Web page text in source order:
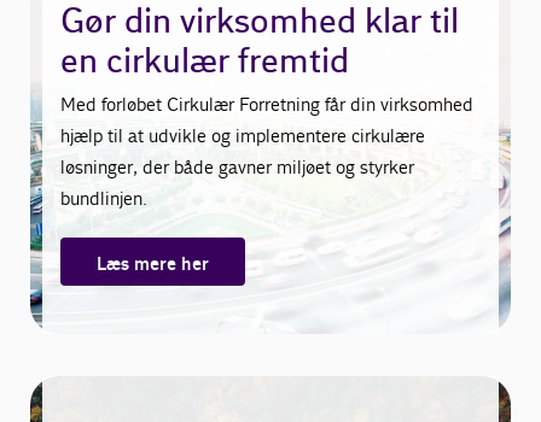
Gør din virksomhed klar til
en cirkulær fremtid
Med forløbet Cirkulær Forretning får din virksomhed
hjælp til at udvikle og implementere cirkulære
løsninger, der både gavner miljøet og styrker
bundlinjen.
Læs mere her